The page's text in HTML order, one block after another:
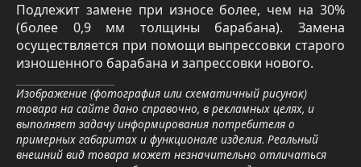
Подлежит замене при износе более, чем на 30%
(более 0,9 мм толщины барабана). Замена
осуществляется при помощи выпрессовки старого
изношенного барабана и запрессовки нового.
Изображение (фотография или схематичный рисунок)
товара на сайте дано справочно, в рекламных целях, и
выполняет задачу информирования потребителя о
примерных габаритах и функционале изделия. Реальный
внешний вид товара может незначительно отличаться